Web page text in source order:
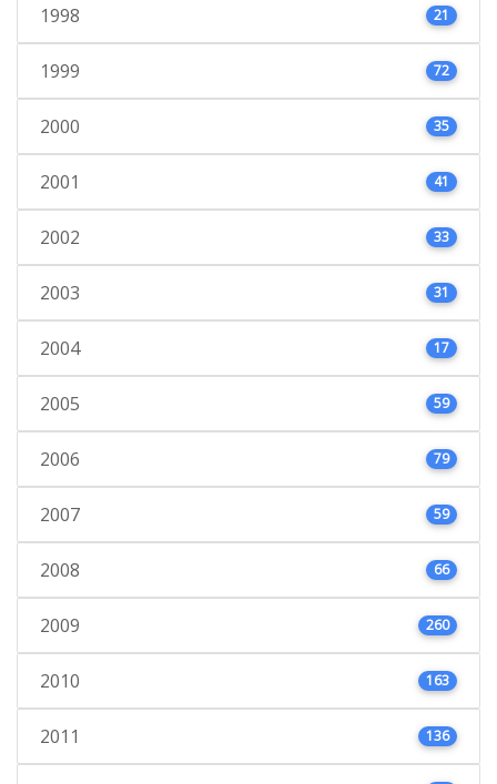
1998 21
1999 72
2000 35
2001 41
2002 33
2003 31
2004 17
2005 59
2006 79
2007 59
2008 66
2009 260
2010 163
2011 136